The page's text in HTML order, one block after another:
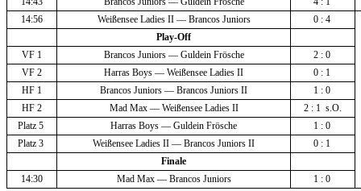
14:56
Weißensee Ladies II — Brancos Juniors
0 : 4
Play-Off
VF 1
Brancos Juniors — Guldein Frösche
2 : 0
VF 2
Harras Boys — Weißensee Ladies II
0 : 1
HF 1
Brancos Juniors — Brancos Juniors II
1 : 0
HF 2
Mad Max — Weißensee Ladies II
2 : 1  s.O.
Platz 5
Harras Boys — Guldein Frösche
1 : 0
Platz 3
Weißensee Ladies II — Brancos Juniors II
0 : 1
Finale
14:30
Mad Max — Brancos Juniors 1 : 0